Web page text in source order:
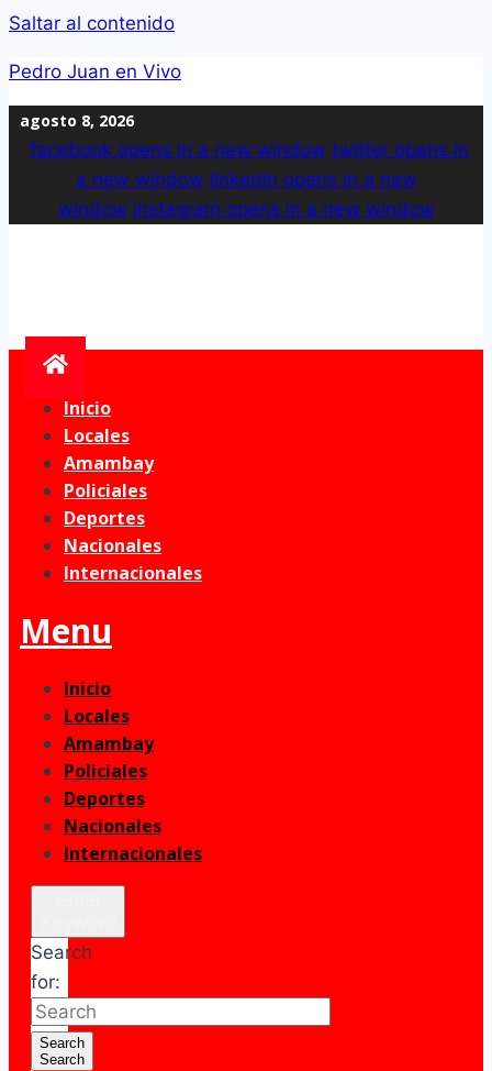
Saltar al contenido
Pedro Juan en Vivo
agosto 8, 2026
facebookopens in a new window twitteropens in
a new window linkedin opens in a new
window instagram opens in a new window
Inicio
Locales
Amambay
Policiales
Deportes
Nacionales
Internacionales
Menu
Inicio
Locales
Amambay
Policiales
Deportes
Nacionales
Internacionales
Search
for:
Search
Search